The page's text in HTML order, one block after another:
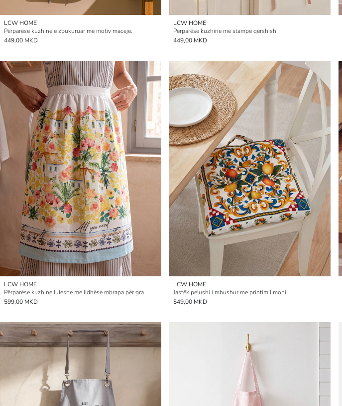
LCW HOME
Përparëse kuzhine e zbukuruar me motiv maceje.
449,00 MKD
LCW HOME
Përparëse kuzhine me stampë qershish
449,00 MKD
LCW HOME
Përparëse kuzhine luleshe me lidhëse mbrapa për gra
599,00 MKD
LCW HOME
Jastëk pelushi i mbushur me printim limoni
549,00 MKD